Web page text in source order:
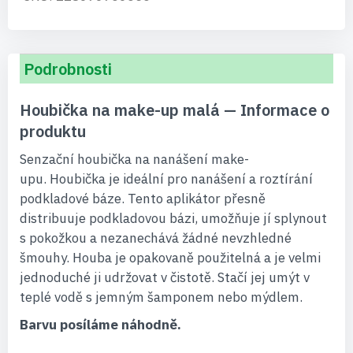
Podrobnosti
Houbička na make-up malá — Informace o
produktu
Senzační houbička na nanášení make-
upu. Houbička je ideální pro nanášení a roztírání
podkladové báze. Tento aplikátor přesně
distribuuje podkladovou bázi, umožňuje jí splynout
s pokožkou a nezanechává žádné nevzhledné
šmouhy. Houba je opakovaně použitelná a je velmi
jednoduché ji udržovat v čistotě. Stačí jej umýt v
teplé vodě s jemným šamponem nebo mýdlem.
Barvu posíláme náhodně.